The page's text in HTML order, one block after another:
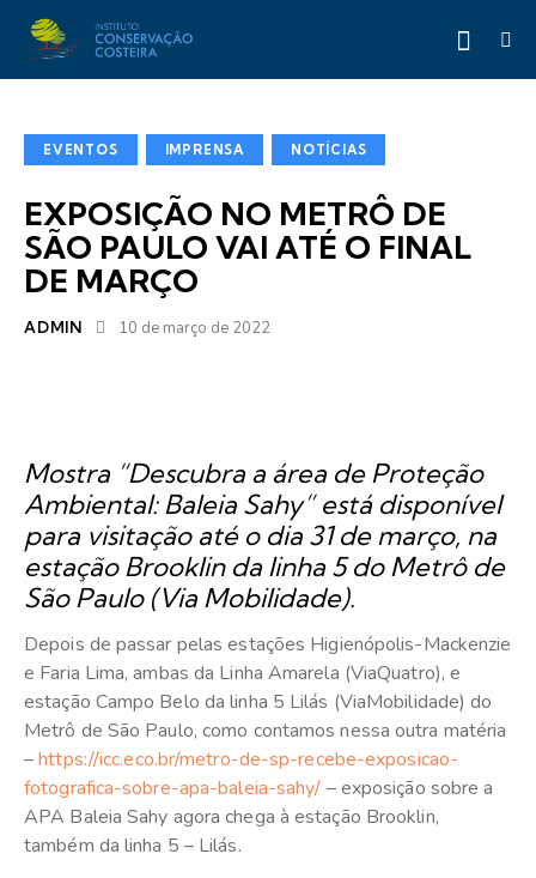
EVENTOS IMPRENSA NOTÍCIAS
EXPOSIÇÃO NO METRÔ DE
SÃO PAULO VAI ATÉ O FINAL
DE MARÇO
ADMIN 10 de março de 2022
Mostra “Descubra a área de Proteção
Ambiental: Baleia Sahy” está disponível
para visitação até o dia 31 de março, na
estação Brooklin da linha 5 do Metrô de
São Paulo (Via Mobilidade).
Depois de passar pelas estações Higienópolis-Mackenzie
e Faria Lima, ambas da Linha Amarela (ViaQuatro), e
estação Campo Belo da linha 5 Lilás (ViaMobilidade) do
Metrô de São Paulo, como contamos nessa outra matéria
–https://icc.eco.br/metro-de-sp-recebe-exposicao-
fotografica-sobre-apa-baleia-sahy/ – exposição sobre a
APA Baleia Sahy agora chega à estação Brooklin,
também da linha 5 – Lilás.